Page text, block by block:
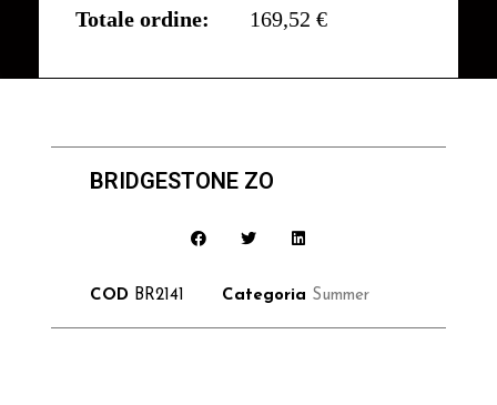
Totale ordine:
169,52 €
BRIDGESTONE ZO
COD BR2141 Categoria Summer